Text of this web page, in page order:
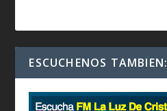
ESCUCHENOS TAMBIEN: